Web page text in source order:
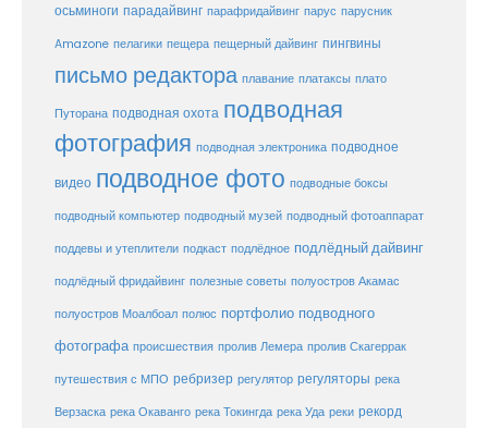
осьминоги парадайвинг парафридайвинг парус парусник
Amazone пелагики пещера пещерный дайвинг пингвины
письмо редактора плавание платаксы плато
Путорана подводная охота подводная
фотография подводная электроника подводное
видео подводное фото подводные боксы
подводный компьютер подводный музей подводный фотоаппарат
поддевы и утеплители подкаст подлёдное подлёдный дайвинг
подлёдный фридайвинг полезные советы полуостров Акамас
полуостров Моалбоал полюс портфолио подводного
фотографа происшествия пролив Лемера пролив Скагеррак
путешествия с МПО ребризер регулятор регуляторы река
Верзаска река Окаванго река Токингда река Уда реки рекорд